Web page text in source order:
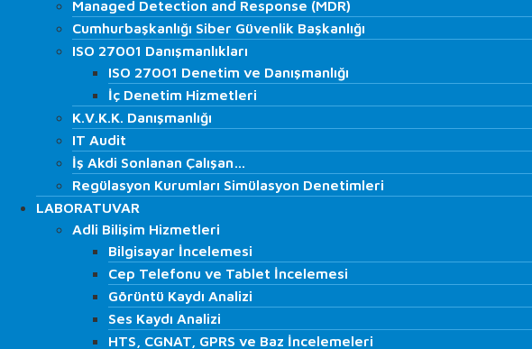
Zafiyet Tarama
DOS ve DDoS Test
Network Operations Center (NOC)
Managed Detection and Response (MDR)
Phishing
Blockchain Teknoloji Test
Web Application Testleri
SCADA Testleri
İç Ağ Testleri
Dış Ağ Testleri
Kablosuz Ağ Testleri
Kod Analizi
Güvenlik Operasyon Merkezi (SOC)
Managed Detection and Response (MDR)
Cumhurbaşkanlığı Siber Güvenlik Başkanlığı
ISO 27001 Danışmanlıkları
Managed Detection and Response (MDR)
Cumhurbaşkanlığı Siber Güvenlik Başkanlığı
ISO 27001 Danışmanlıkları
ISO 27001 Denetim ve Danışmanlığı
İç Denetim Hizmetleri
K.V.K.K. Danışmanlığı
IT Audit
İş Akdi Sonlanan Çalışan…
Regülasyon Kurumları Simülasyon Denetimleri
LABORATUVAR
Adli Bilişim Hizmetleri
Bilgisayar İncelemesi
Cep Telefonu ve Tablet İncelemesi
Görüntü Kaydı Analizi
Ses Kaydı Analizi
HTS, CGNAT, GPRS ve Baz İncelemeleri
Managed Detection and Response (MDR)
Cumhurbaşkanlığı Siber Güvenlik Başkanlığı
ISO 27001 Danışmanlıkları
ISO 27001 Denetim ve Danışmanlığı
İç Denetim Hizmetleri
K.V.K.K. Danışmanlığı
IT Audit
İş Akdi Sonlanan Çalışan…
Regülasyon Kurumları Simülasyon Denetimleri
LABORATUVAR
Adli Bilişim Hizmetleri
Bilgisayar İncelemesi
Cep Telefonu ve Tablet İncelemesi
Görüntü Kaydı Analizi
Ses Kaydı Analizi
HTS, CGNAT, GPRS ve Baz İncelemeleri